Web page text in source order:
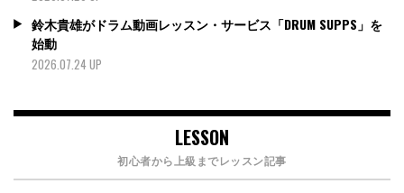
鈴木貴雄がドラム動画レッスン・サービス「DRUM SUPPS」を
始動
2026.07.24 UP
LESSON
初心者から上級までレッスン記事